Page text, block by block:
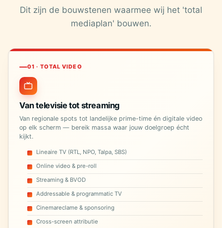
Dit zijn de bouwstenen waarmee wij het 'total
mediaplan' bouwen.
01 · TOTAL VIDEO
Van televisie tot streaming
Van regionale spots tot landelijke prime-time én digitale video
op elk scherm — bereik massa waar jouw doelgroep écht
kijkt.
Lineaire TV (RTL, NPO, Talpa, SBS)
Online video & pre-roll
Streaming & BVOD
Addressable & programmatic TV
Cinemareclame & sponsoring
Cross-screen attributie